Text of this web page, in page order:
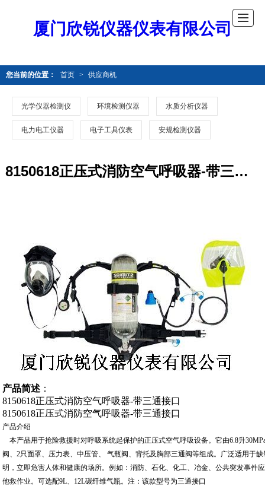
厦门欣锐仪器仪表有限公司
您当前的位置： 首页 > 供应商机
光学仪器检测仪 环境检测仪器 水质分析仪器
电力电工仪器 电子工具仪表 安规检测仪器
8150618正压式消防空气呼吸器-带三通接口
产品简述 ：
8150618正压式消防空气呼吸器-带三通接口
8150618正压式消防空气呼吸器-带三通接口
产品介绍
本产品用于抢险救援时对呼吸系统起保护的正压式空气呼吸设备。它由6.8升
阀、2只面罩、压力表、中压管、 气瓶阀、背托及胸部三通阀等组成。广泛适用于
明，立即危害人体和健康的场所。例如：消防、石化、化工、冶金、公共突发事件
他救作业。可选配9L、12L碳纤维气瓶。注：该款型号为三通接口